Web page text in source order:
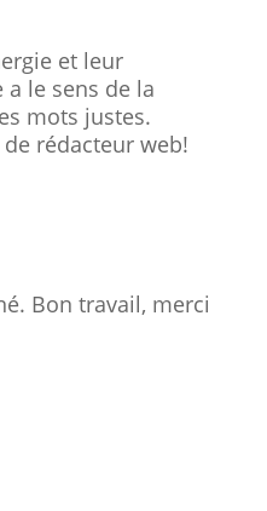
et leur
le sens de la
mots justes.
rédacteur web!
Bon travail, merci